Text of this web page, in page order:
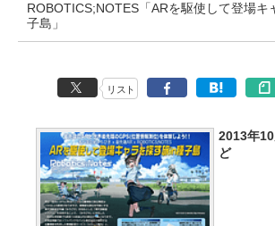
ROBOTICS;NOTES「ARを駆使して登場キ
子島」
リスト
2013年
ど